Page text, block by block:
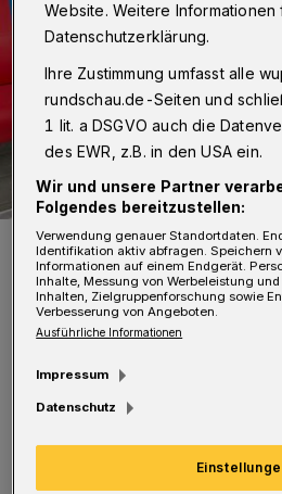
WSV-Neuzugang Chesron Ooswoud.
Foto: Wuppertaler SV
D er 21-jährige
vergangenen Wochen mit
Website. Weitere
Datenschutzerklärung.
Ihre Zustimmung umfasst alle
rundschau.de-Seiten und
1 lit. a DSGVO auch die
des EWR, z.B. in den USA ein.
Wir und unsere Partner
Folgendes bereitzustellen:
Verwendung genauer Standortdaten.
Identifikation aktiv abfragen. Speichern
Informationen auf einem Endgerät.
Inhalte, Messung von Werbeleistung
Inhalten, Zielgruppenforschung sowie
Verbesserung von Angeboten.
Ausführliche Informationen
Impressum
Datenschutz